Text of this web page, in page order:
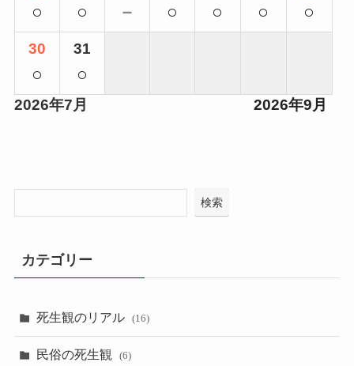
○ ○ － ○ ○ ○ ○
30
○
31
○
2026年7月 2026年9月
検索
カテゴリー
死生観のリアル (16)
民俗の死生観 (6)